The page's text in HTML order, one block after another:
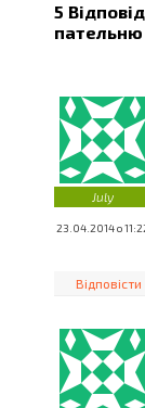
5
пательню
July
23.04.2014 о
Відповісти